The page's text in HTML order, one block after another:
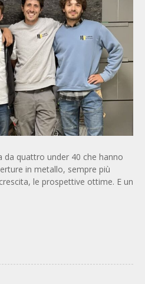
da quattro under 40 che hanno
in metallo, sempre più
le prospettive ottime. E un